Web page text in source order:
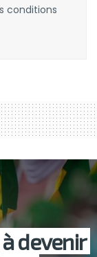
conditions
devenir